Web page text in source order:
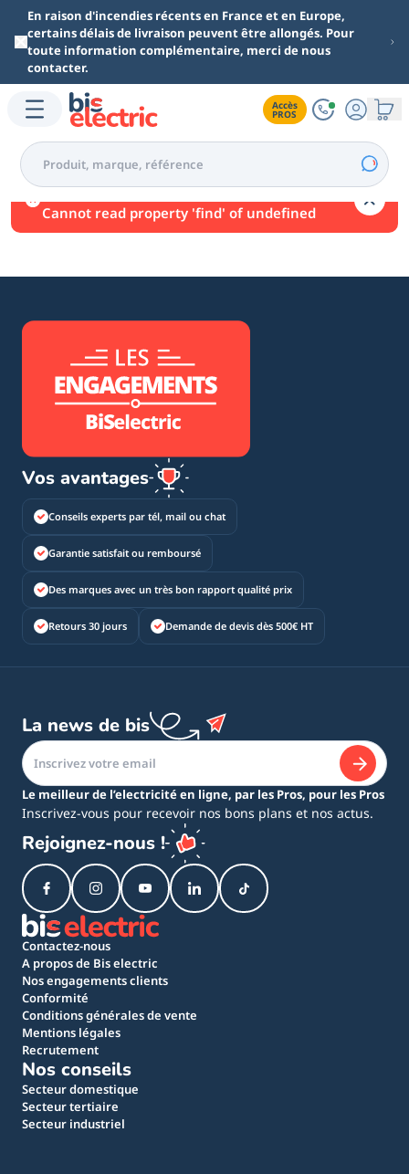
Aller au contenu principal
En raison d'incendies récents en France et en Europe,
certains délais de livraison peuvent être allongés. Pour
toute information complémentaire, merci de nous
contacter.
Accès
PROS
Une erreur est survenue.
Cannot read property 'find' of undefined
Vos avantages
Conseils experts par tél, mail ou chat
Garantie satisfait ou remboursé
Des marques avec un très bon rapport qualité prix
Retours 30 jours Demande de devis dès 500€ HT
La news de bis
Le meilleur de l’electricité en ligne, par les Pros, pour les Pros
Inscrivez-vous pour recevoir nos bons plans et nos actus.
Rejoignez-nous !
Contactez-nous
A propos de Bis electric
Nos engagements clients
Conformité
Conditions générales de vente
Mentions légales
Recrutement
Nos conseils
Secteur domestique
Secteur tertiaire
Secteur industriel